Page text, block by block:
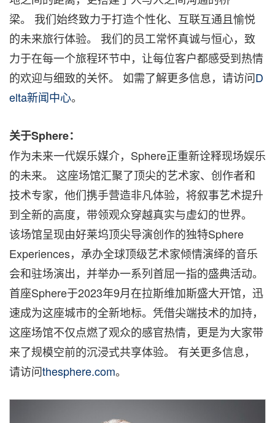
梁。 我们始终致力于打造个性化、互联互通且愉悦
的未来旅行体验。 我们的员工常怀真诚与恒心，致
力于在每一个旅程环节中，让每位客户都感受到热情
的欢迎与细致的关怀。 如需了解更多信息，请访问D
elta新闻中心。
关于Sphere：
作为未来一代娱乐媒介，Sphere正重新诠释现场娱乐
的未来。 这座场馆汇聚了顶尖的艺术家、创作者和
技术专家，他们携手营造非凡体验，将叙事艺术提升
到全新的高度，带领观众穿越真实与虚幻的世界。
该场馆呈现由好莱坞顶尖导演创作的独特Sphere
Experiences，承办全球顶级艺术家倾情演绎的音乐
会和驻场演出，并举办一系列首屈一指的盛典活动。
首座Sphere于2023年9月在拉斯维加斯盛大开馆，迅
速成为这座城市的全新地标。凭借尖端技术的加持，
这座场馆不仅点燃了观众的感官热情，更是为大家带
来了规模空前的沉浸式共享体验。 有关更多信息，
请访问thesphere.com。